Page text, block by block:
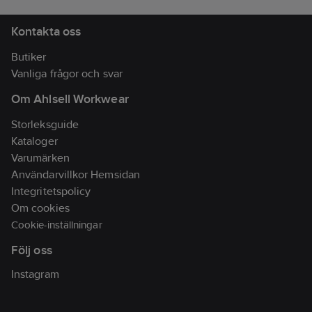
Kontakta oss
Butiker
Vanliga frågor och svar
Om Ahlsell Workwear
Storleksguide
Kataloger
Varumärken
Användarvillkor Hemsidan
Integritetspolicy
Om cookies
Cookie-inställningar
Följ oss
Instagram